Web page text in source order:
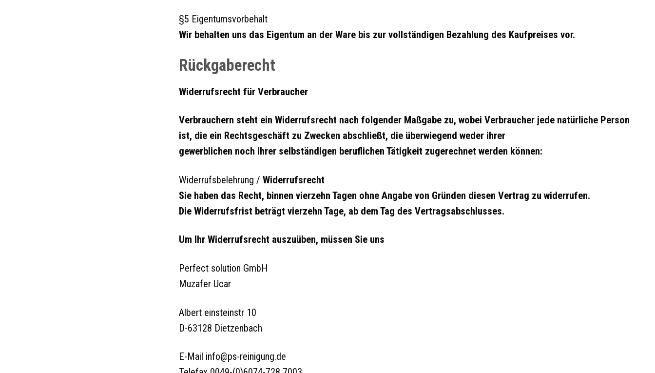
§5 Eigentumsvorbehalt
Wir behalten uns das Eigentum an der Ware bis zur vollständigen Bezahlung des Kaufpreises vor.
Rückgaberecht
Widerrufsrecht für Verbraucher
Verbrauchern steht ein Widerrufsrecht nach folgender Maßgabe zu, wobei Verbraucher jede natürliche Person
ist, die ein Rechtsgeschäft zu Zwecken abschließt, die überwiegend weder ihrer
gewerblichen noch ihrer selbständigen beruflichen Tätigkeit zugerechnet werden können:
Widerrufsbelehrung / Widerrufsrecht
Sie haben das Recht, binnen vierzehn Tagen ohne Angabe von Gründen diesen Vertrag zu widerrufen.
Die Widerrufsfrist beträgt vierzehn Tage, ab dem Tag des Vertragsabschlusses.
Um Ihr Widerrufsrecht auszuüben, müssen Sie uns
Perfect solution GmbH
Muzafer Ucar
Albert einsteinstr 10
D-63128 Dietzenbach
E-Mail info@ps-reinigung.de